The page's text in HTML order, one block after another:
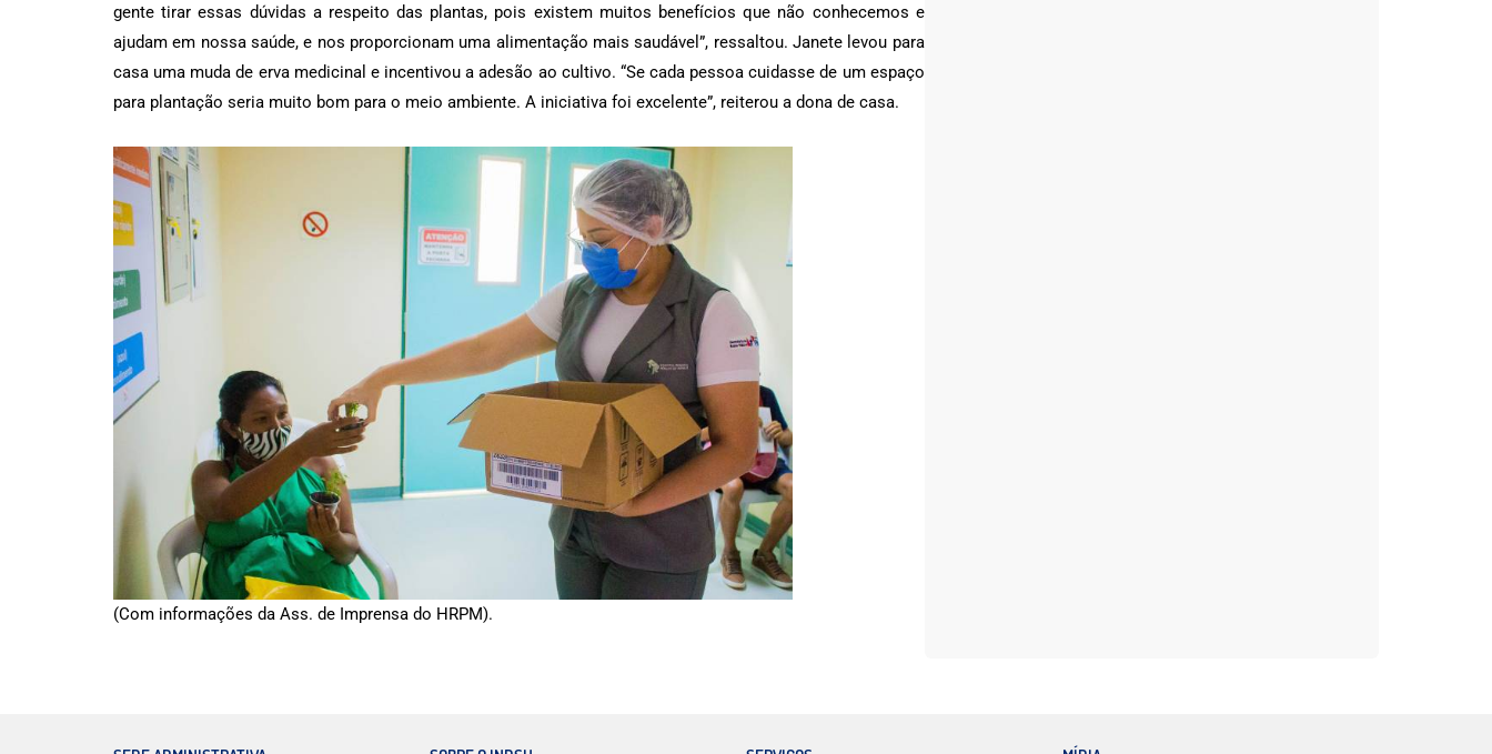
gente tirar essas dúvidas a respeito das plantas, pois existem muitos benefícios que não conhecemos e
ajudam em nossa saúde, e nos proporcionam uma alimentação mais saudável”, ressaltou. Janete levou para
casa uma muda de erva medicinal e incentivou a adesão ao cultivo. “Se cada pessoa cuidasse de um espaço
para plantação seria muito bom para o meio ambiente. A iniciativa foi excelente”, reiterou a dona de casa.
(Com informações da Ass. de Imprensa do HRPM).